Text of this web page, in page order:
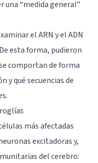
“medida general”
el ARN y el ADN
esta forma, pudieron
comportan de forma
y qué secuencias de
más afectadas
excitadoras y,
del cerebro: